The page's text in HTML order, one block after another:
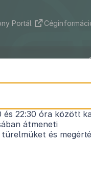
Portál
Képviselő-
évi
és 22:30 óra között
átmeneti
és